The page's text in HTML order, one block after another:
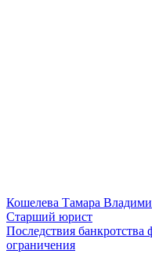
Кошелева Тамара
Старший юрист
Последствия
ограничения